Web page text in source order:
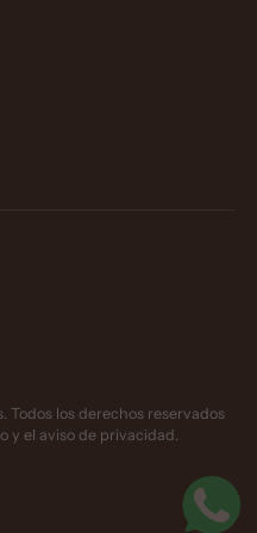
. Todos los derechos reservados
y el aviso de privacidad.